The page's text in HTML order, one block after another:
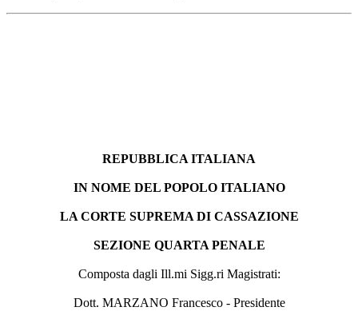
REPUBBLICA ITALIANA
IN NOME DEL POPOLO ITALIANO
LA CORTE SUPREMA DI CASSAZIONE
SEZIONE QUARTA PENALE
Composta dagli Ill.mi Sigg.ri Magistrati:
Dott. MARZANO Francesco - Presidente